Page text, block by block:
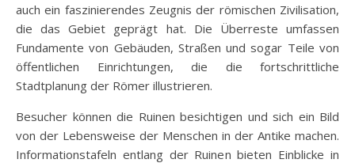
auch ein faszinierendes Zeugnis der römischen Zivilisation,
die das Gebiet geprägt hat. Die Überreste umfassen
Fundamente von Gebäuden, Straßen und sogar Teile von
öffentlichen Einrichtungen, die die fortschrittliche
Stadtplanung der Römer illustrieren.
Besucher können die Ruinen besichtigen und sich ein Bild
von der Lebensweise der Menschen in der Antike machen.
Informationstafeln entlang der Ruinen bieten Einblicke in